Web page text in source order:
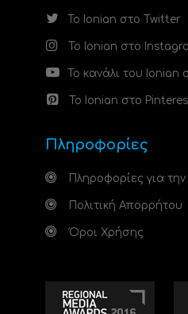
Το Ionian στο Twitter
Το Ionian στο
Το κανάλι του Ionian
Το Ionian στο
Πληροφορίες
Πληροφορίες για
Πολιτική Απορρήτου
Όροι Χρήσης